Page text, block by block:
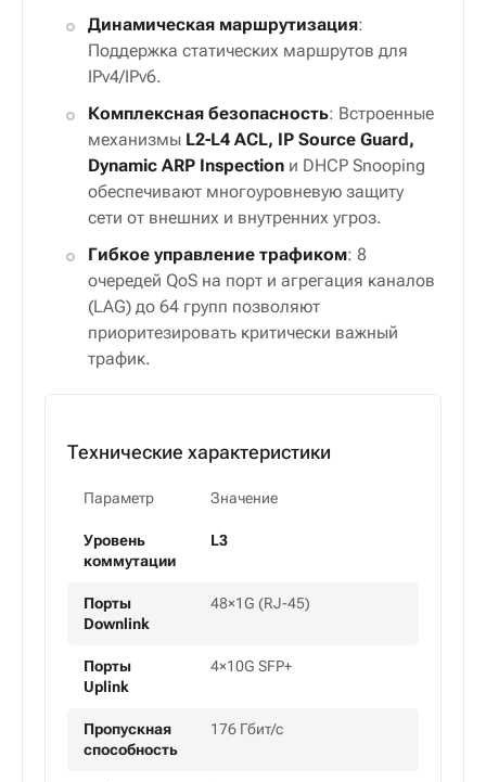
Динамическая маршрутизация:
Поддержка статических маршрутов для
IPv4/IPv6.
Комплексная безопасность: Встроенные
механизмы L2-L4 ACL, IP Source Guard,
Dynamic ARP Inspection и DHCP Snooping
обеспечивают многоуровневую защиту
сети от внешних и внутренних угроз.
Гибкое управление трафиком: 8
очередей QoS на порт и агрегация каналов
(LAG) до 64 групп позволяют
приоритезировать критически важный
трафик.
Технические характеристики
Параметр Значение
Уровень
коммутации
L3
Порты
Downlink
48×1G (RJ-45)
Порты
Uplink
4×10G SFP+
Пропускная
способность
176 Гбит/с